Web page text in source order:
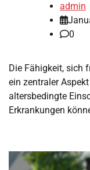
admin
0
Die Fähigkeit, sich
ein zentraler
altersbedingte
Erkrankungen